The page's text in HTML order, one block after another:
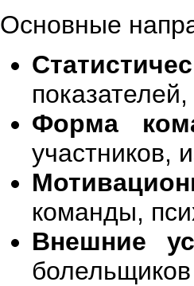
Основные
Форма
участников,
команды,
Внешние
болельщиков